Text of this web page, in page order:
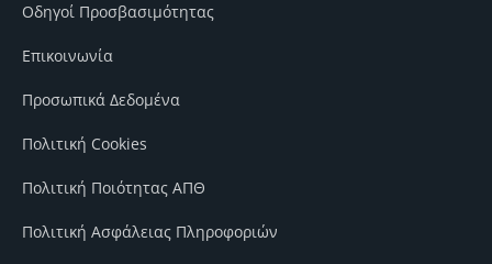
Οδηγοί Προσβασιμότητας
Επικοινωνία
Προσωπικά Δεδομένα
Πολιτική Cookies
Πολιτική Ποιότητας ΑΠΘ
Πολιτική Ασφάλειας Πληροφοριών